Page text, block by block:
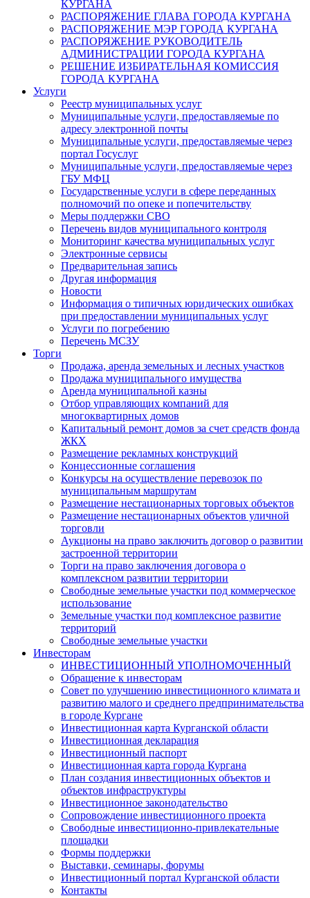
КУРГАНА
РАСПОРЯЖЕНИЕ ГЛАВА ГОРОДА КУРГАНА
РАСПОРЯЖЕНИЕ МЭР ГОРОДА КУРГАНА
РАСПОРЯЖЕНИЕ РУКОВОДИТЕЛЬ
АДМИНИСТРАЦИИ ГОРОДА КУРГАНА
РЕШЕНИЕ ИЗБИРАТЕЛЬНАЯ КОМИССИЯ
ГОРОДА КУРГАНА
Услуги
Реестр муниципальных услуг
Муниципальные услуги, предоставляемые по
адресу электронной почты
Муниципальные услуги, предоставляемые через
портал Госуслуг
Муниципальные услуги, предоставляемые через
ГБУ МФЦ
Государственные услуги в сфере переданных
полномочий по опеке и попечительству
Меры поддержки СВО
Перечень видов муниципального контроля
Мониторинг качества муниципальных услуг
Электронные сервисы
Предварительная запись
Другая информация
Новости
Информация о типичных юридических ошибках
при предоставлении муниципальных услуг
Услуги по погребению
Перечень МСЗУ
Торги
Продажа, аренда земельных и лесных участков
Продажа муниципального имущества
Аренда муниципальной казны
Отбор управляющих компаний для
многоквартирных домов
Капитальный ремонт домов за счет средств фонда
ЖКХ
Размещение рекламных конструкций
Концессионные соглашения
Конкурсы на осуществление перевозок по
муниципальным маршрутам
Размещение нестационарных торговых объектов
Размещение нестационарных объектов уличной
торговли
Аукционы на право заключить договор о развитии
застроенной территории
Торги на право заключения договора о
комплексном развитии территории
Свободные земельные участки под коммерческое
использование
Земельные участки под комплексное развитие
территорий
Свободные земельные участки
Инвесторам
ИНВЕСТИЦИОННЫЙ УПОЛНОМОЧЕННЫЙ
Обращение к инвесторам
Совет по улучшению инвестиционного климата и
развитию малого и среднего предпринимательства
в городе Кургане
Инвестиционная карта Курганской области
Инвестиционная декларация
Инвестиционный паспорт
Инвестиционная карта города Кургана
План создания инвестиционных объектов и
объектов инфраструктуры
Инвестиционное законодательство
Сопровождение инвестиционного проекта
Свободные инвестиционно-привлекательные
площадки
Формы поддержки
Выставки, семинары, форумы
Инвестиционный портал Курганской области
Контакты